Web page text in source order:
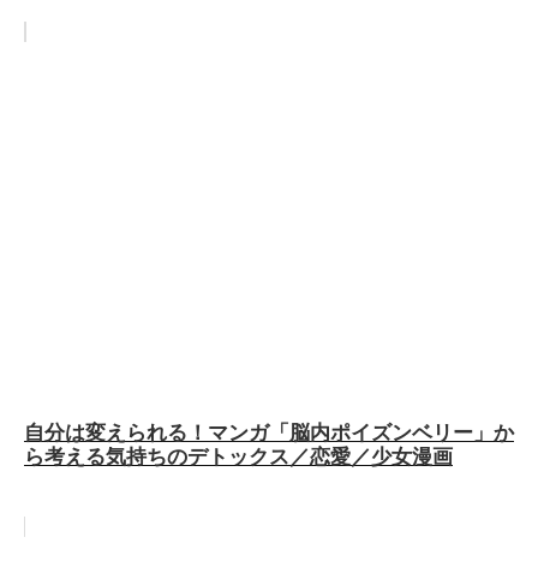
自分は変えられる！マンガ「脳内ポイズンベリー」か
ら考える気持ちのデトックス／恋愛／少女漫画